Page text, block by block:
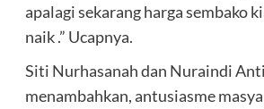
apalagi sekarang harga sembako
naik .” Ucapnya.
Siti Nurhasanah dan Nuraindi
menambahkan, antusiasme